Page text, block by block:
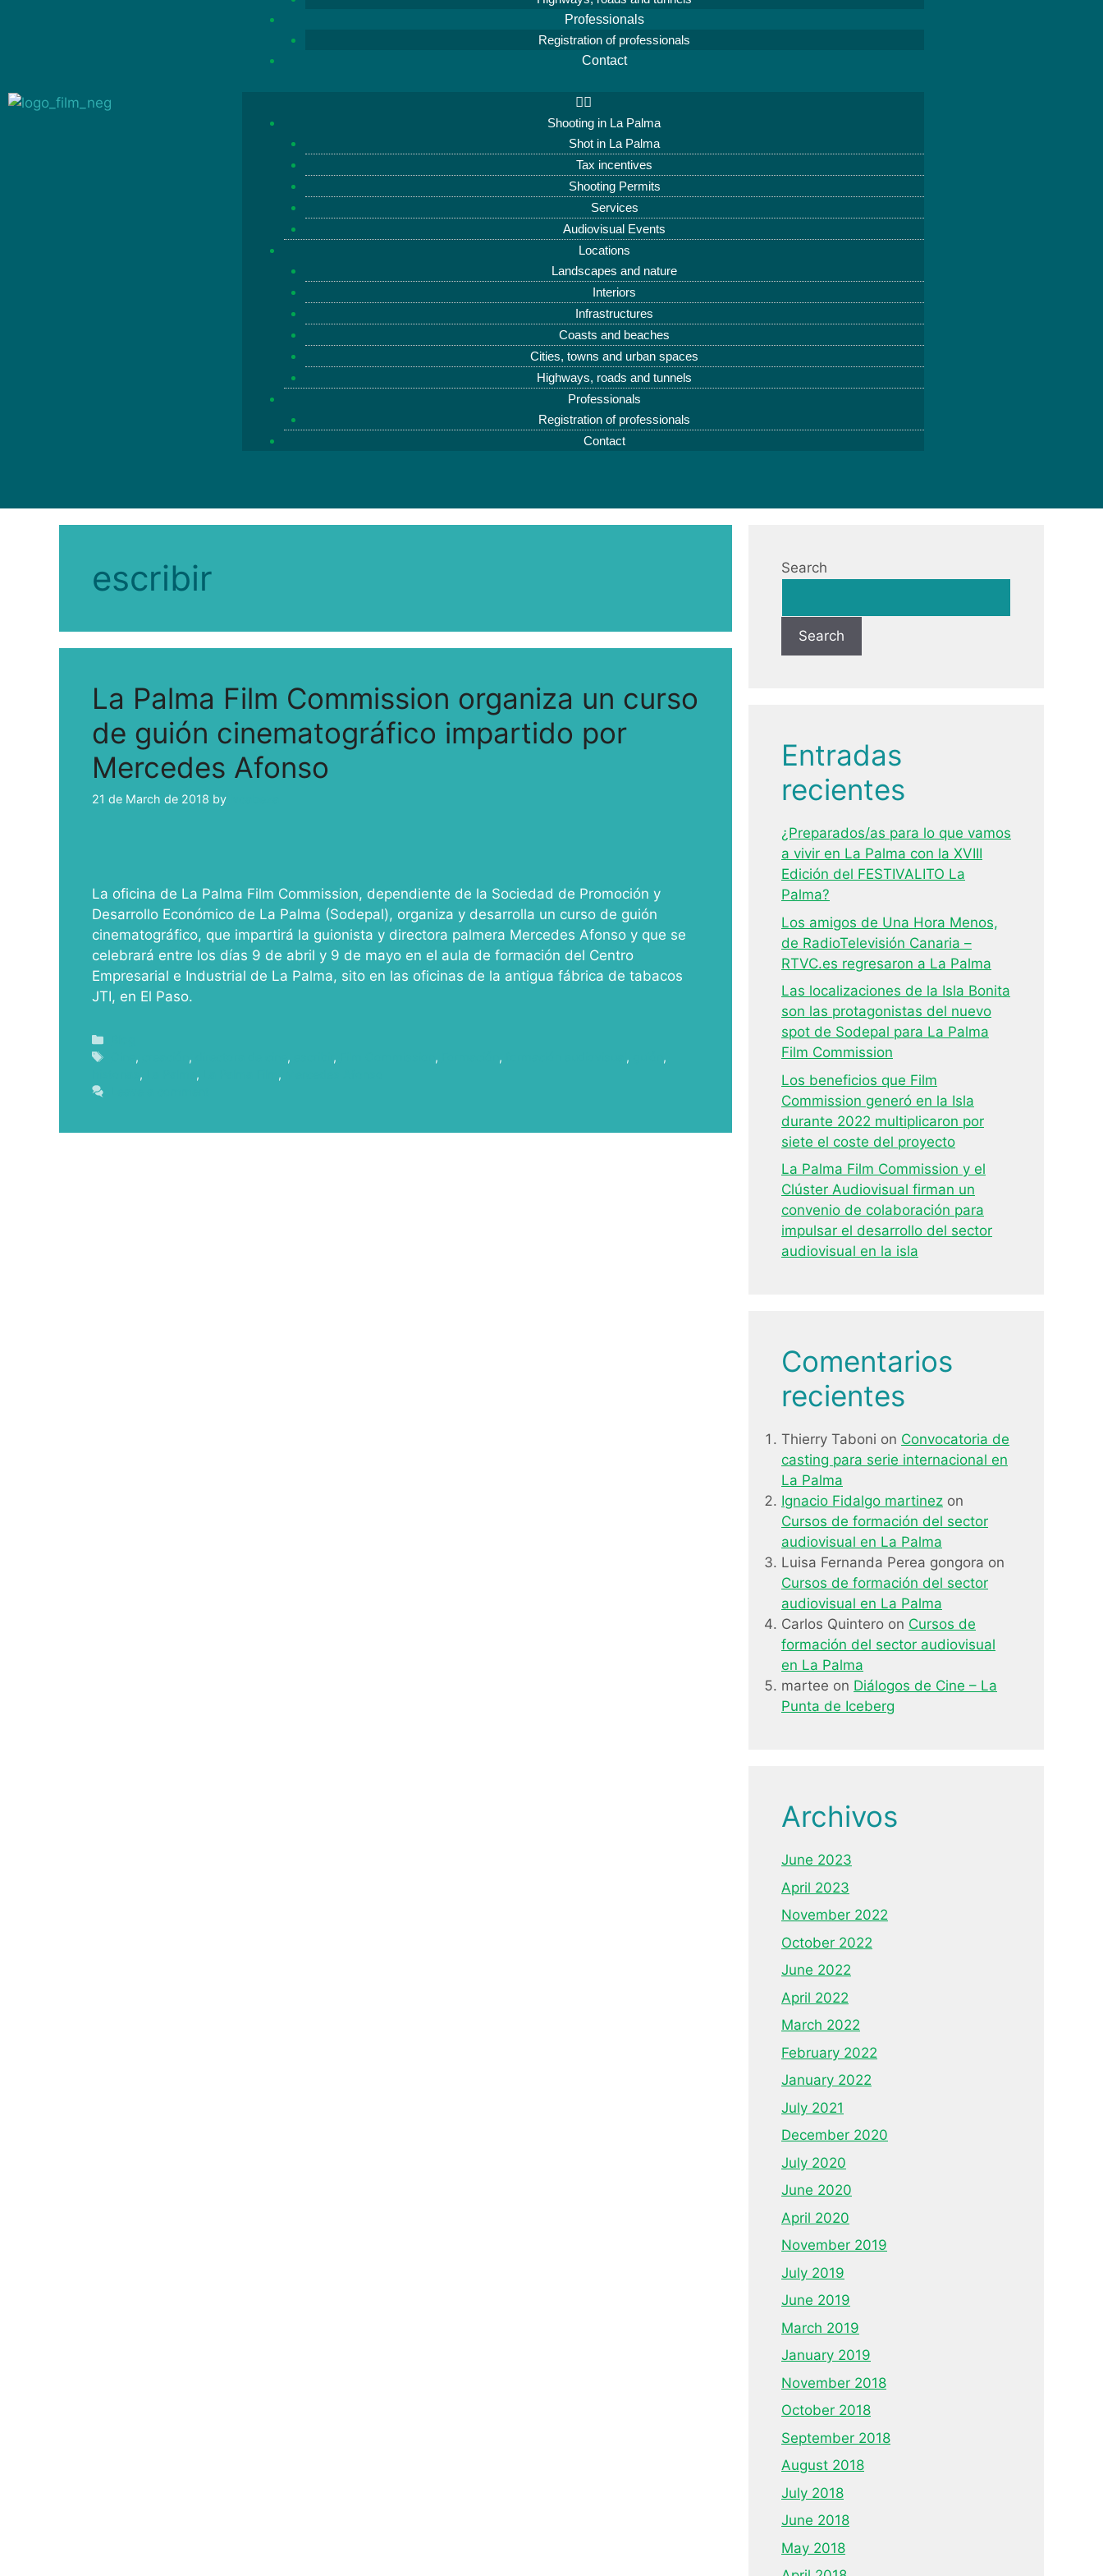
Professionals
Registration of professionals
Contact
Shooting in La Palma
Shot in La Palma
Tax incentives
Shooting Permits
Services
Audiovisual Events
Locations
Landscapes and nature
Interiors
Infrastructures
Coasts and beaches
Cities, towns and urban spaces
Highways, roads and tunnels
Professionals
Registration of professionals
Contact
escribir
La Palma Film Commission organiza un curso
de guión cinematográfico impartido por
Mercedes Afonso
21 de March de 2018 by
La oficina de La Palma Film Commission, dependiente de la Sociedad de Promoción y
Desarrollo Económico de La Palma (Sodepal), organiza y desarrolla un curso de guión
cinematográfico, que impartirá la guionista y directora palmera Mercedes Afonso y que se
celebrará entre los días 9 de abril y 9 de mayo en el aula de formación del Centro
Empresarial e Industrial de La Palma, sito en las oficinas de la antigua fábrica de tabacos
JTI, en El Paso.
, , , , , , ,
,
, , ,
Search
Search
Entradas
recientes
¿Preparados/as para lo que vamos
a vivir en La Palma con la XVIII
Edición del FESTIVALITO La
Palma?
Los amigos de Una Hora Menos,
de RadioTelevisión Canaria –
RTVC.es regresaron a La Palma
Las localizaciones de la Isla Bonita
son las protagonistas del nuevo
spot de Sodepal para La Palma
Film Commission
Los beneficios que Film
Commission generó en la Isla
durante 2022 multiplicaron por
siete el coste del proyecto
La Palma Film Commission y el
Clúster Audiovisual firman un
convenio de colaboración para
impulsar el desarrollo del sector
audiovisual en la isla
Comentarios
recientes
Thierry Taboni on Convocatoria de
casting para serie internacional en
La Palma
Ignacio Fidalgo martinez on
Cursos de formación del sector
audiovisual en La Palma
Luisa Fernanda Perea gongora on
Cursos de formación del sector
audiovisual en La Palma
Carlos Quintero on Cursos de
formación del sector audiovisual
en La Palma
martee on Diálogos de Cine – La
Punta de Iceberg
Archivos
June 2023
April 2023
November 2022
October 2022
June 2022
April 2022
March 2022
February 2022
January 2022
July 2021
December 2020
July 2020
June 2020
April 2020
November 2019
July 2019
June 2019
March 2019
January 2019
November 2018
October 2018
September 2018
August 2018
July 2018
June 2018
May 2018